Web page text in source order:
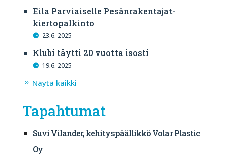
Eila Parviaiselle Pesänrakentajat-
kiertopalkinto
23.6. 2025
Klubi täytti 20 vuotta isosti
19.6. 2025
Näytä kaikki
Tapahtumat
Suvi Vilander, kehityspäällikkö Volar Plastic
Oy